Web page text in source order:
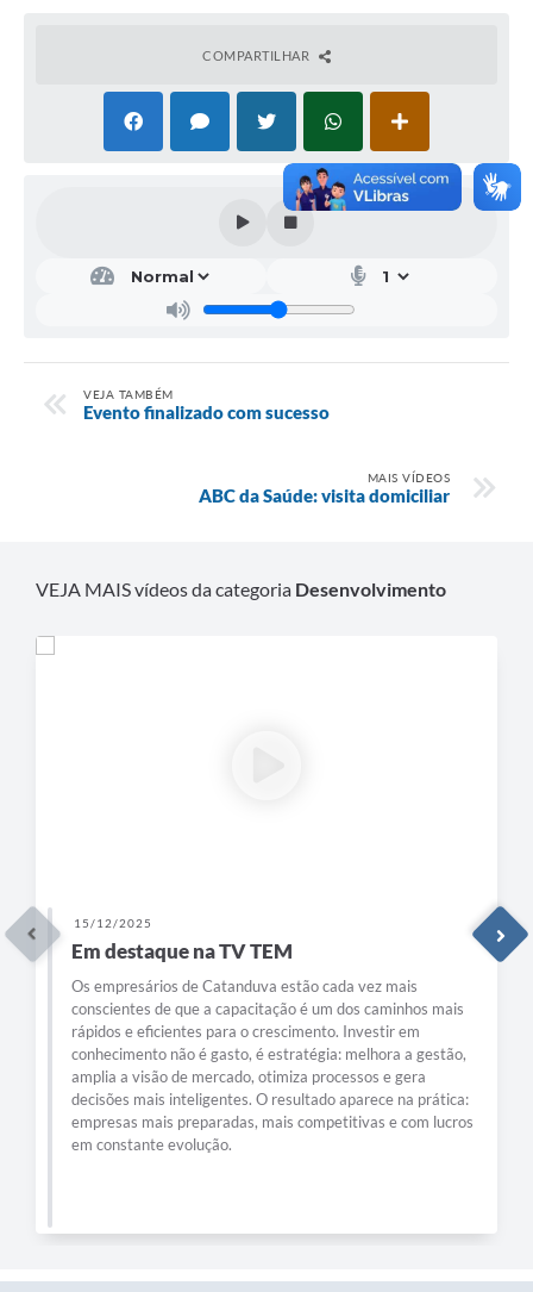
COMPARTILHAR
VEJA TAMBÉM
Evento finalizado com sucesso
MAIS VÍDEOS
ABC da Saúde: visita domiciliar
VEJA MAIS vídeos da categoria Desenvolvimento
15/12/2025
Em destaque na TV TEM
Os empresários de Catanduva estão cada vez mais
conscientes de que a capacitação é um dos caminhos mais
rápidos e eficientes para o crescimento. Investir em
conhecimento não é gasto, é estratégia: melhora a gestão,
amplia a visão de mercado, otimiza processos e gera
decisões mais inteligentes. O resultado aparece na prática:
empresas mais preparadas, mais competitivas e com lucros
em constante evolução.